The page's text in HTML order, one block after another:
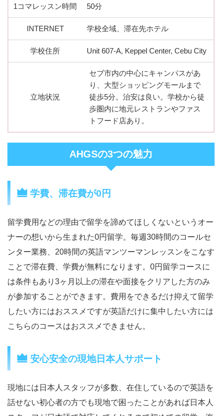
1コマレッスン時間 50分
INTERNET 学校全域、滞在先ホテル
学校住所 Unit 607-A, Keppel Center, Cebu City
立地状況
セブ市内の中心にキャンパスがあ
り、大型ショッピングモールまで
徒歩5分。治安は良い。学校から徒
歩圏内に地元レストランやファス
トフード店あり。
AHGSの3つの魅力
学費、滞在費が0円
留学費用などの理由で留学を諦めてほしくないというオー
ナーの想いから生まれた0円留学。毎週30時間のコールセ
ンター業務、20時間の英語マンツーマンレッスンをこなす
ことで滞在費、学費が無料になります。0円留学コースに
は条件もあり3ヶ月以上の滞在や面接をクリアした方のみ
が参加することができます。費用をできるだけ抑えて留学
したい方にはおススメですが英語だけに集中したい方には
こちらのコースはおススメできません。
安心安全の現地日本人サポート
現地には日本人スタッフが多数、在住しているので英語を
話せない初心者の方でも現地で困ったことがあれば日本人